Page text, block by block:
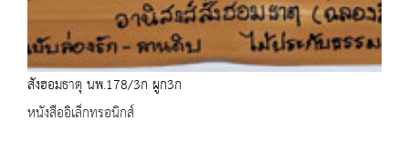
สังฮอมธาตุ นพ.178/3ก ผูก3ก
หนังสืออิเล็กทรอนิกส์